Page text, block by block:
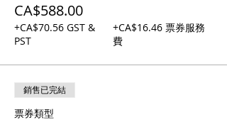
CA$588.00
+CA$70.56 GST &
PST
+CA$16.46 票券服務
費
銷售已完結
票券類型